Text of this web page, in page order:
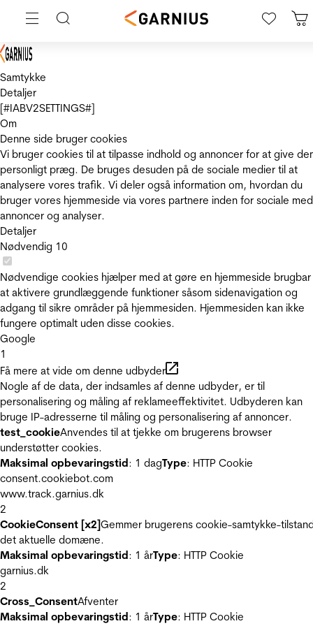
Samtykke
Detaljer
[#IABV2SETTINGS#]
Om
Denne side bruger cookies
Vi bruger cookies til at tilpasse indhold og annoncer for at give
personligt præg. De bruges desuden på de sociale medier til at
analysere vores trafik. Vi deler også information om, hvordan du
bruger vores hjemmeside via vores partnere inden for sociale
annoncer og analyser.
Detaljer
Nødvendig 10
Nødvendige cookies hjælper med at gøre en hjemmeside
at aktivere grundlæggende funktioner såsom sidenavigation og
adgang til sikre områder på hjemmesiden. Hjemmesiden kan ikke
fungere optimalt uden disse cookies.
Google
1
Få mere at vide om denne udbyder
Nogle af de data, der indsamles af denne udbyder, er til
personalisering og måling af reklameeffektivitet. Udbyderen kan
bruge IP-adresserne til måling og personalisering af annoncer.
test_cookieAnvendes til at tjekke om brugerens browser
understøtter cookies.
Maksimal opbevaringstid: 1 dagType: HTTP Cookie
consent.cookiebot.com
www.track.garnius.dk
2
CookieConsent [x2]Gemmer brugerens cookie-samtykke-
det aktuelle domæne.
Maksimal opbevaringstid: 1 årType: HTTP Cookie
garnius.dk
2
Cross_ConsentAfventer
Maksimal opbevaringstid: 1 årType: HTTP Cookie